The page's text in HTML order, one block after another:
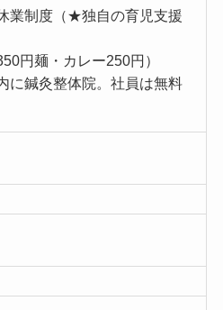
業制度（★独自の育児支援
円麺・カレー250円）
に鍼灸整体院。社員は無料